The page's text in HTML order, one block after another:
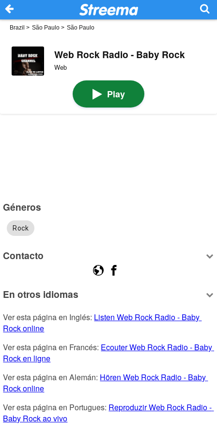
Brazil > São Paulo > São Paulo
Web Rock Radio - Baby Rock
Web
Play
Géneros
Rock
Contacto
En otros idiomas
Ver esta página en Inglés: Listen Web Rock Radio - Baby
Rock online
Ver esta página en Francés: Ecouter Web Rock Radio - Baby
Rock en ligne
Ver esta página en Alemán: Hören Web Rock Radio - Baby
Rock online
Ver esta página en Portugues: Reproduzir Web Rock Radio -
Baby Rock ao vivo